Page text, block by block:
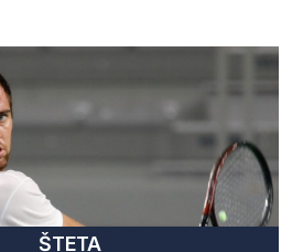
ŠTETA